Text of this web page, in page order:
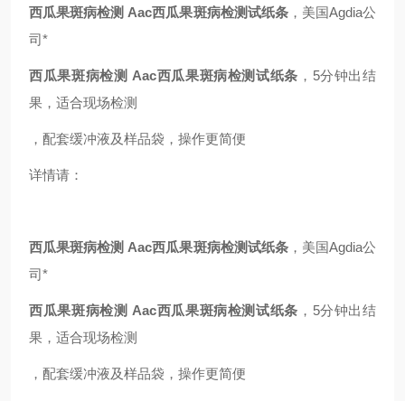
西瓜果斑病检测 Aac西瓜果斑病检测试纸条，美国Agdia公
司*
西瓜果斑病检测 Aac西瓜果斑病检测试纸条 ，5分钟出结
果，适合现场检测
，配套缓冲液及样品袋，操作更简便
详情请：
西瓜果斑病检测 Aac西瓜果斑病检测试纸条，美国Agdia公
司*
西瓜果斑病检测 Aac西瓜果斑病检测试纸条 ，5分钟出结
果，适合现场检测
，配套缓冲液及样品袋，操作更简便